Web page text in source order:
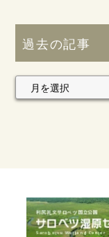
過去の記事